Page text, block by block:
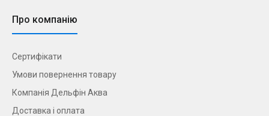
Про компанію
Сертифікати
Умови повернення товару
Компанія Дельфін Аква
Доставка і оплата